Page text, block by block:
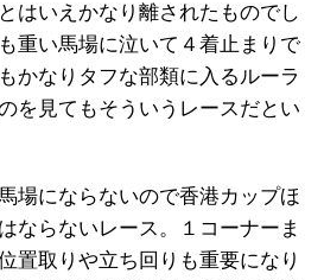
はいえかなり離されたものでし
重い馬場に泣いて４着止まりで
かなりタフな部類に入るルーラ
を見てもそういうレースだとい
場にならないので香港カップほ
ならないレース。１コーナーま
置取りや立ち回りも重要になり